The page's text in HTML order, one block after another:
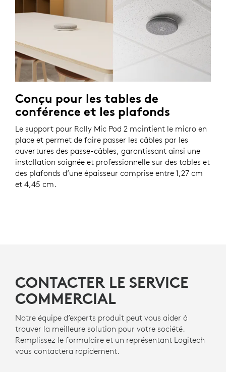
Conçu pour les tables de
conférence et les plafonds
Le support pour Rally Mic Pod 2 maintient le micro en
place et permet de faire passer les câbles par les
ouvertures des passe-câbles, garantissant ainsi une
installation soignée et professionnelle sur des tables et
des plafonds d’une épaisseur comprise entre 1,27 cm
et 4,45 cm.
CONTACTER LE SERVICE
COMMERCIAL
Notre équipe d’experts produit peut vous aider à
trouver la meilleure solution pour votre société.
Remplissez le formulaire et un représentant Logitech
vous contactera rapidement.